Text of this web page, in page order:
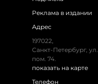
Реклама в издании
Адрес
197022,
Санкт-Петербург,
пом. 74.
показать на карте
Телефон